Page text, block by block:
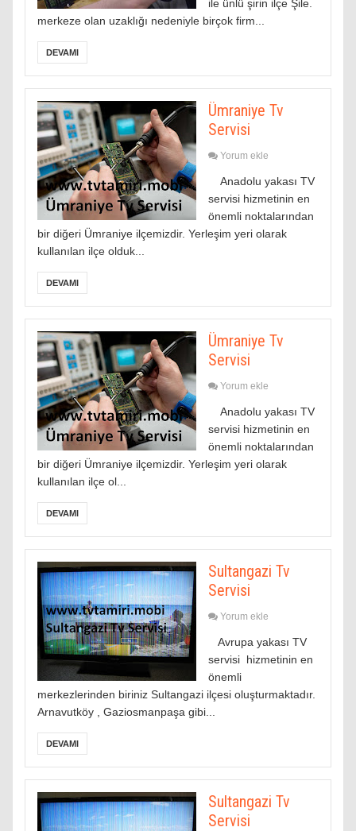
ile ünlü şirin ilçe Şile.
merkeze olan uzaklığı nedeniyle birçok firm...
DEVAMI
Ümraniye Tv
Servisi
Yorum ekle
Anadolu yakası TV
servisi hizmetinin en
önemli noktalarından
bir diğeri Ümraniye ilçemizdir. Yerleşim yeri olarak
kullanılan ilçe olduk...
DEVAMI
Ümraniye Tv
Servisi
Yorum ekle
Anadolu yakası TV
servisi hizmetinin en
önemli noktalarından
bir diğeri Ümraniye ilçemizdir. Yerleşim yeri olarak
kullanılan ilçe ol...
DEVAMI
Sultangazi Tv
Servisi
Yorum ekle
Avrupa yakası TV
servisi hizmetinin en
önemli
merkezlerinden biriniz Sultangazi ilçesi oluşturmaktadır.
Arnavutköy , Gaziosmanpaşa gibi...
DEVAMI
Sultangazi Tv
Servisi